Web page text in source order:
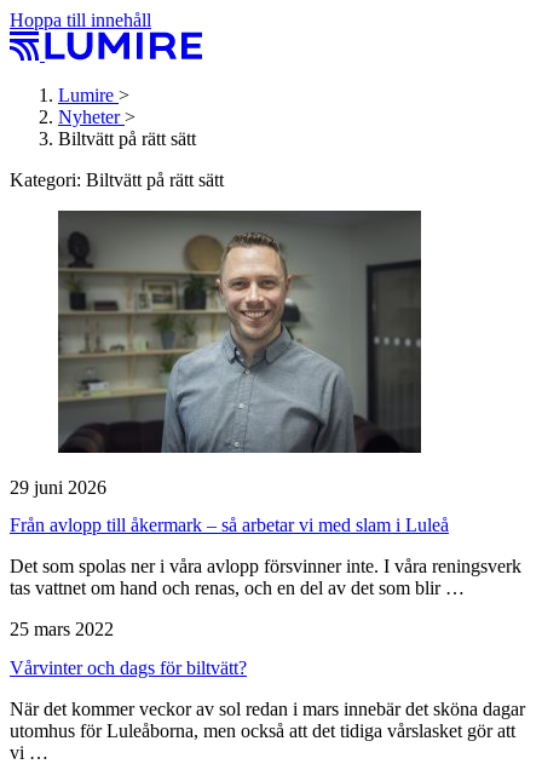
Hoppa till innehåll
Lumire >
Nyheter >
Biltvätt på rätt sätt
Kategori: Biltvätt på rätt sätt
29 juni 2026
Från avlopp till åkermark – så arbetar vi med slam i Luleå
Det som spolas ner i våra avlopp försvinner inte. I våra reningsverk
tas vattnet om hand och renas, och en del av det som blir …
25 mars 2022
Vårvinter och dags för biltvätt?
När det kommer veckor av sol redan i mars innebär det sköna dagar
utomhus för Luleåborna, men också att det tidiga vårslasket gör att
vi …